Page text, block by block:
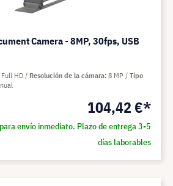
Camera - 8MP, 30fps, USB
104,42 €*
envío inmediato. Plazo de entrega 3-5
días laborables
HD Resolución de la cámara 8 MP
Tipo